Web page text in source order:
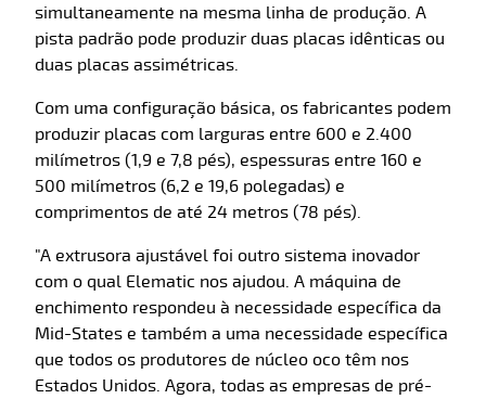
simultaneamente na mesma linha de produção. A
pista padrão pode produzir duas placas idênticas ou
duas placas assimétricas.
Com uma configuração básica, os fabricantes podem
produzir placas com larguras entre 600 e 2.400
milímetros (1,9 e 7,8 pés), espessuras entre 160 e
500 milímetros (6,2 e 19,6 polegadas) e
comprimentos de até 24 metros (78 pés).
"A extrusora ajustável foi outro sistema inovador
com o qual Elematic nos ajudou. A máquina de
enchimento respondeu à necessidade específica da
Mid-States e também a uma necessidade específica
que todos os produtores de núcleo oco têm nos
Estados Unidos. Agora, todas as empresas de pré-